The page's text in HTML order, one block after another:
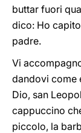
buttar fuori
dico: Ho
padre.
Vi
dandovi come
Dio, san
cappuccino
piccolo, la